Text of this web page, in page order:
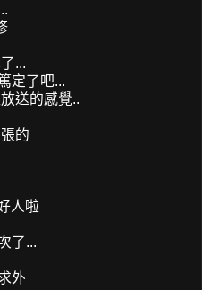
...
定了吧...
送的感覺..
的
人啦
了...
外